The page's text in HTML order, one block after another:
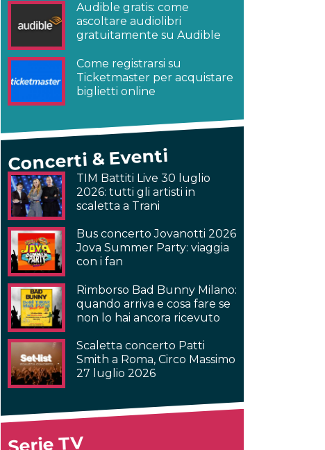
Audible gratis: come
ascoltare audiolibri
gratuitamente su Audible
Come registrarsi su
Ticketmaster per acquistare
biglietti online
Concerti & Eventi
TIM Battiti Live 30 luglio
2026: tutti gli artisti in
scaletta a Trani
Bus concerto Jovanotti 2026
Jova Summer Party: viaggia
con i fan
Rimborso Bad Bunny Milano:
quando arriva e cosa fare se
non lo hai ancora ricevuto
Scaletta concerto Patti
Smith a Roma, Circo Massimo
27 luglio 2026
Serie TV